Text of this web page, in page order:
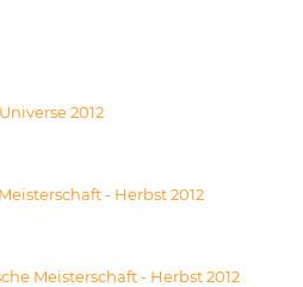
2012
- Herbst 2012
Meisterschaft - Herbst 2012